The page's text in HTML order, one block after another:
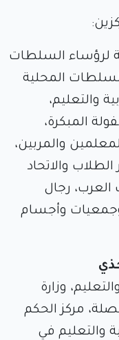
لرؤساء السلطات
المحلية
والتعليم،
المبكرة،
والمربين،
الطلاب والاتحاد
العرب، رجال
وجمعيات وأجسام
وزارة
مركز الحكم
والتعليم في